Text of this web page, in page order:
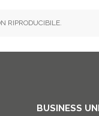
RIPRODUCIBILE.
BUSINESS